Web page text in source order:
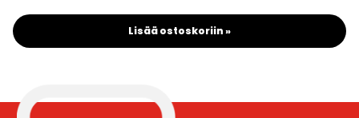
Lisää ostoskoriin »